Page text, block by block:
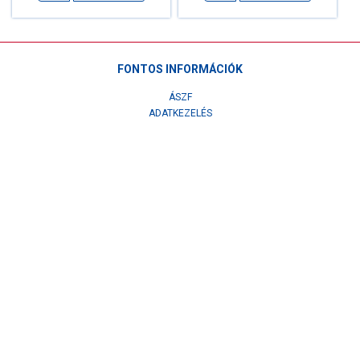
FONTOS INFORMÁCIÓK
ÁSZF
ADATKEZELÉS